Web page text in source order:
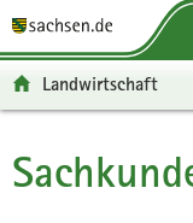
t
ü
t
n
p
n
t
-
Landwirtschaft
Hauptinhalt